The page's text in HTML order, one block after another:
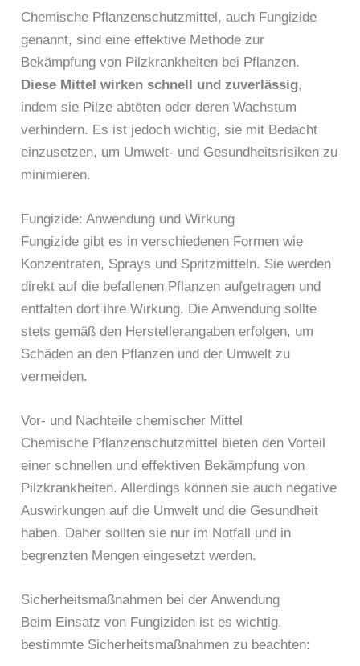
Chemische Pflanzenschutzmittel, auch Fungizide
genannt, sind eine effektive Methode zur
Bekämpfung von Pilzkrankheiten bei Pflanzen.
Diese Mittel wirken schnell und zuverlässig,
indem sie Pilze abtöten oder deren Wachstum
verhindern. Es ist jedoch wichtig, sie mit Bedacht
einzusetzen, um Umwelt- und Gesundheitsrisiken zu
minimieren.
Fungizide: Anwendung und Wirkung
Fungizide gibt es in verschiedenen Formen wie
Konzentraten, Sprays und Spritzmitteln. Sie werden
direkt auf die befallenen Pflanzen aufgetragen und
entfalten dort ihre Wirkung. Die Anwendung sollte
stets gemäß den Herstellerangaben erfolgen, um
Schäden an den Pflanzen und der Umwelt zu
vermeiden.
Vor- und Nachteile chemischer Mittel
Chemische Pflanzenschutzmittel bieten den Vorteil
einer schnellen und effektiven Bekämpfung von
Pilzkrankheiten. Allerdings können sie auch negative
Auswirkungen auf die Umwelt und die Gesundheit
haben. Daher sollten sie nur im Notfall und in
begrenzten Mengen eingesetzt werden.
Sicherheitsmaßnahmen bei der Anwendung
Beim Einsatz von Fungiziden ist es wichtig,
bestimmte Sicherheitsmaßnahmen zu beachten: